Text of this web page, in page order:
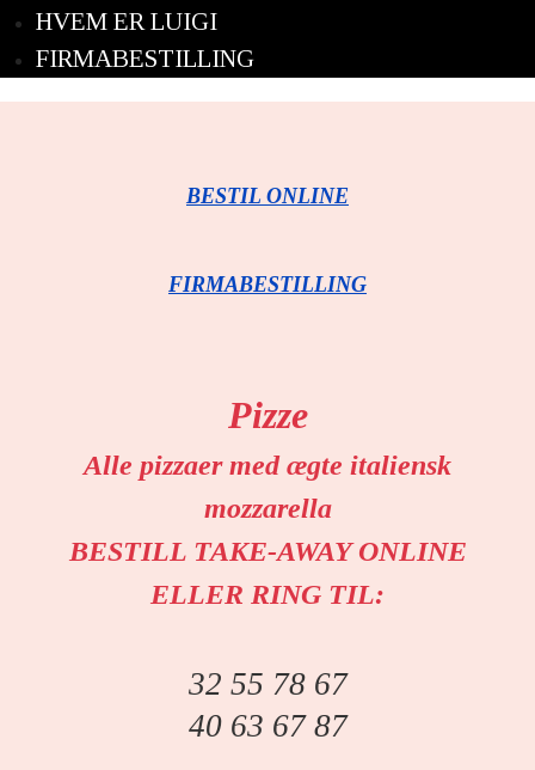
HVEM ER LUIGI
FIRMABESTILLING
BESTIL ONLINE
FIRMABESTILLING
Pizze
Alle pizzaer med ægte italiensk
mozzarella
BESTILL TAKE-AWAY ONLINE
ELLER RING TIL:
32 55 78 67
40 63 67 87